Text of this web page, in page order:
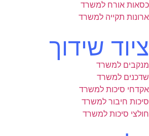
כסאות אורח למשרד
ארונות תקייה למשרד
ציוד שידוך
מנקבים למשרד
שדכנים למשרד
אקדחי סיכות למשרד
סיכות חיבור למשרד
חולצי סיכות למשרד